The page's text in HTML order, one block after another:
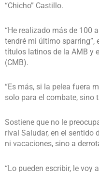
“Chicho” Castillo.
“He realizado más de 100
tendré mi último sparring”,
títulos latinos de la AMB y
(CMB).
“Es más, si la pelea fuera
solo para el combate, sino
Sostiene que no le
rival Saludar, en el sentido
ni vacaciones, sino a
“Lo pueden escribir, le voy